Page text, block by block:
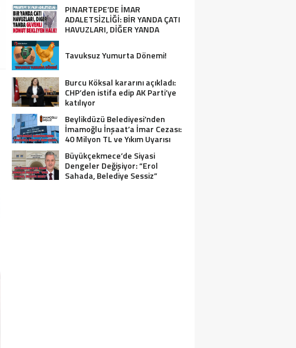
PINARTEPE’DE İMAR
ADALETSİZLİĞİ: BİR YANDA ÇATI
HAVUZLARI, DİĞER YANDA
Tavuksuz Yumurta Dönemi!
Burcu Köksal kararını açıkladı:
CHP’den istifa edip AK Parti’ye
katılıyor
Beylikdüzü Belediyesi’nden
İmamoğlu İnşaat’a İmar Cezası:
40 Milyon TL ve Yıkım Uyarısı
Büyükçekmece’de Siyasi
Dengeler Değişiyor: “Erol
Sahada, Belediye Sessiz”